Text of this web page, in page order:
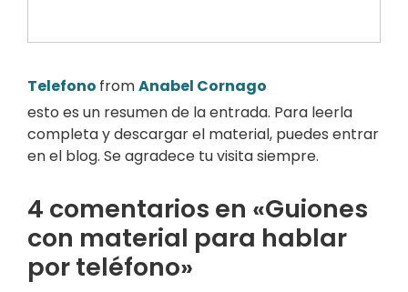
Telefono fromAnabel Cornago
esto es un resumen de la entrada. Para leerla
completa y descargar el material, puedes entrar
en el blog. Se agradece tu visita siempre.
4 comentarios en «Guiones
con material para hablar
por teléfono»